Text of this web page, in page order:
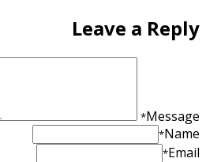
Leave a Reply
Message
*
Name
*
Email
*